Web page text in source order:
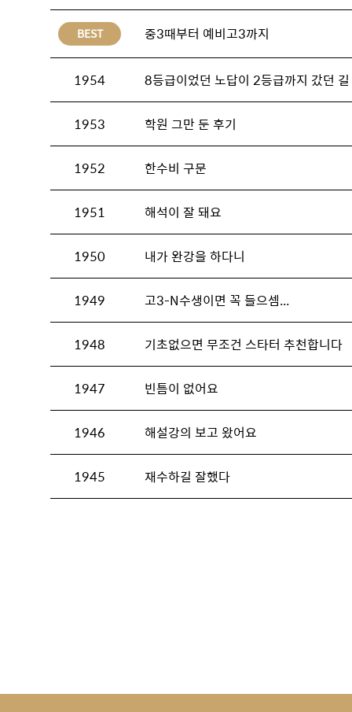
BEST 중3때부터 예비고3까지
1954 8등급이었던 노답이 2등급까지 갔던 길
1953 학원 그만 둔 후기
1952 한수비 구문
1951 해석이 잘 돼요
1950 내가 완강을 하다니
1949 고3-N수생이면 꼭 들으셈...
1948 기초없으면 무조건 스타터 추천합니다
1947 빈틈이 없어요
1946 해설강의 보고 왔어요
1945 재수하길 잘했다